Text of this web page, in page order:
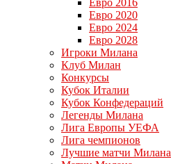
Евро 2016
Евро 2020
Евро 2024
Евро 2028
Игроки Милана
Клуб Милан
Конкурсы
Кубок Италии
Кубок Конфедераций
Легенды Милана
Лига Европы УЕФА
Лига чемпионов
Лучшие матчи Милана